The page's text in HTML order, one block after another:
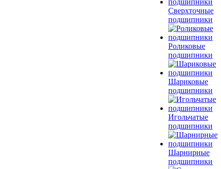
Сверхточные
подшипники
Роликовые
подшипники
Шариковые
подшипники
Игольчатые
подшипники
Шарнирные
подшипники